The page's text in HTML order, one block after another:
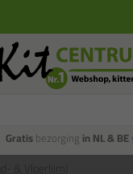
Gratisbezorging in NL & BE